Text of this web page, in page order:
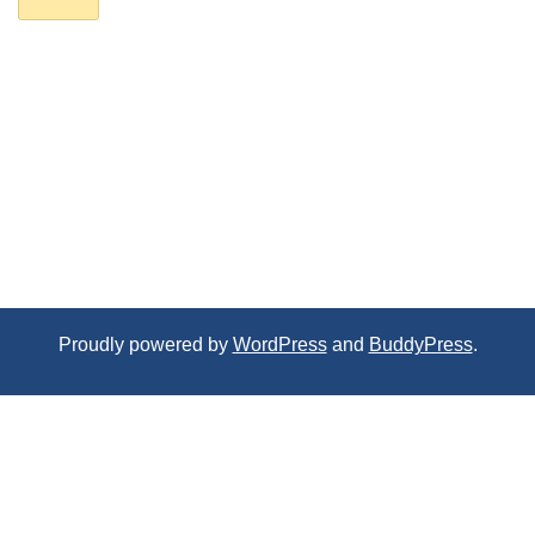
Proudly powered by WordPressand BuddyPress.